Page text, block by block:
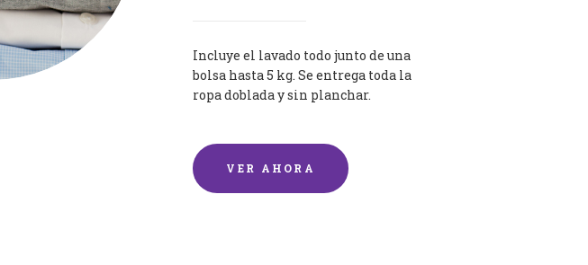
Incluye el lavado todo junto de una
bolsa hasta 5 kg. Se entrega toda la
ropa doblada y sin planchar.
VER AHORA